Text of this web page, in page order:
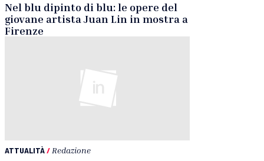
Nel blu dipinto di blu: le opere del
giovane artista Juan Lin in mostra a
Firenze
ATTUALITÀ/ Redazione